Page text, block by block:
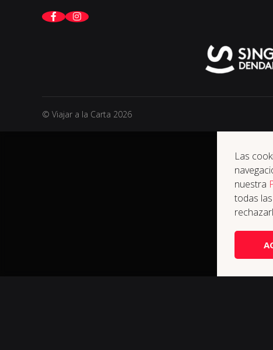
© Viajar a la Carta 2026
Las
nuestra
todas